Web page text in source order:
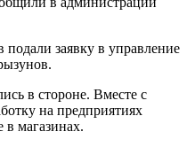
заявку в управление
в стороне. Вместе с
на предприятиях
в магазинах.